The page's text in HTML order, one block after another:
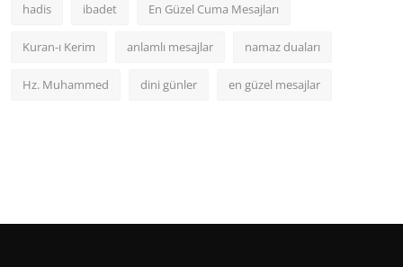
hadis ibadet En Güzel Cuma Mesajları
Kuran-ı Kerim anlamlı mesajlar namaz duaları
Hz. Muhammed dini günler en güzel mesajlar